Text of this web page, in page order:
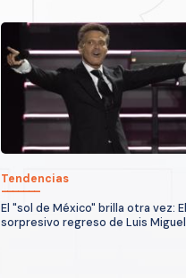
Tendencias
El "sol de México" brilla otra vez: El
sorpresivo regreso de Luis Miguel